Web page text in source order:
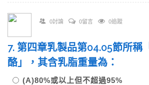
0討論 0留言 0追蹤
7. 第四章乳製品第04.05節所稱
酪」，其含乳脂重量為：
(A)80%或以上但不超過95%